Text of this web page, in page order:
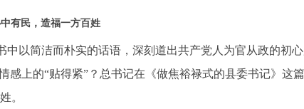
有民，造福一方百姓
以简洁而朴实的话语，深刻道出共产党人为官从政的初
感上的“贴得紧”？总书记在《做焦裕禄式的县委书记》这
。